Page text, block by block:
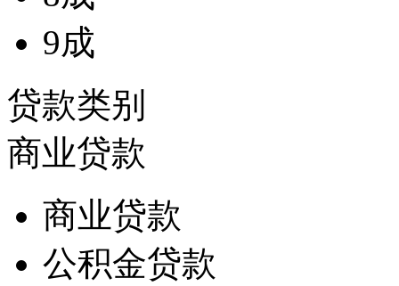
9成
贷款类别
商业贷款
商业贷款
公积金贷款